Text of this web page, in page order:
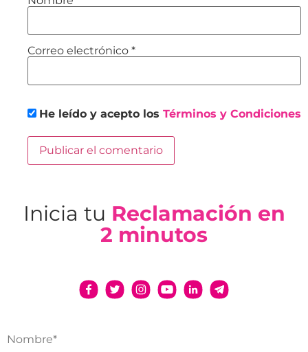
Correo electrónico *
He leído y acepto los Términos y Condiciones
Inicia tu Reclamación en
2 minutos